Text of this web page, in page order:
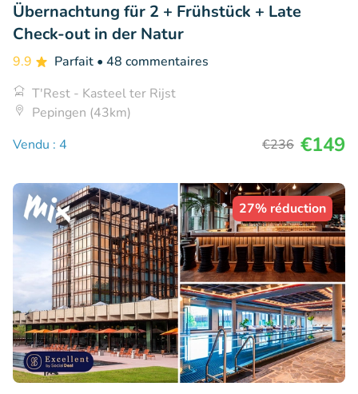
Übernachtung für 2 + Frühstück + Late
Check-out in der Natur
9.9 Parfait • 48 commentaires
T'Rest - Kasteel ter Rijst
Pepingen (43km)
Vendu : 4
€236 €149
27% réduction